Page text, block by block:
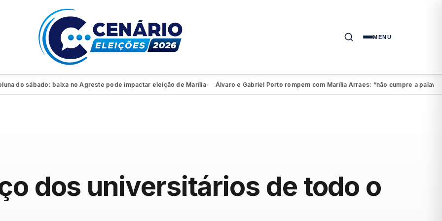
MENU
sábado: baixa no Agreste pode impactar eleição de Marília● Álvaro e Gabriel Porto rompem com Marília Arraes: “não cumpre a palavra”●
dos universitários de todo o